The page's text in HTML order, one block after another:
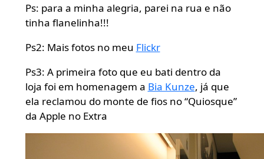
Ps: para a minha alegria, parei na rua e não
tinha flanelinha!!!
Ps2: Mais fotos no meu Flickr
Ps3: A primeira foto que eu bati dentro da
loja foi em homenagem a Bia Kunze, já que
ela reclamou do monte de fios no “Quiosque”
da Apple no Extra